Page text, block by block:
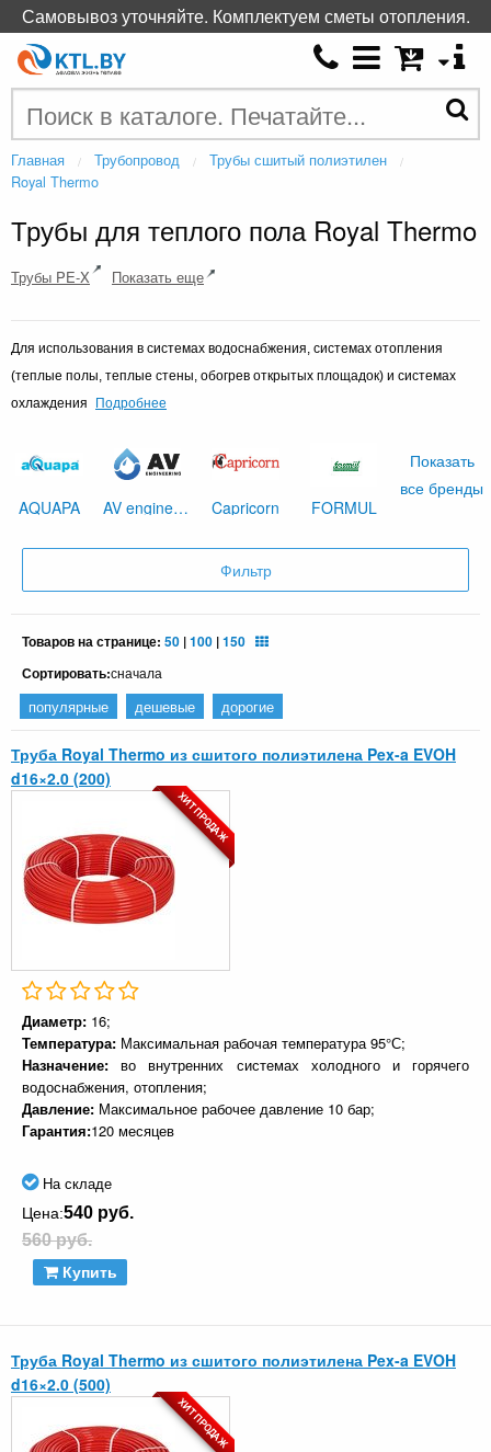
Главная Трубопровод
Трубы сшитый полиэтилен
Royal Thermo
Трубы для теплого пола Royal Thermo
Трубы PE-X Показать еще
Для использования в системах водоснабжения, системах отопления
(теплые полы, теплые стены, обогрев открытых площадок) и системах
охлаждения
Подробнее
AQUAPA AV engineering Capricorn FORMUL
Показать
все бренды
Фильтр
Товаров на странице: 50 |100 |150
Сортировать:сначала
популярные дешевые дорогие
Труба Royal Thermo из сшитого полиэтилена Pex-a EVOH
d16×2.0 (200)
ХИТ ПРОДАЖ
Диаметр: 16;
Температура: Максимальная рабочая температура 95°С;
Назначение:во внутренних системах холодного и горячего
водоснабжения, отопления;
Давление: Максимальное рабочее давление 10 бар;
Гарантия:120 месяцев
На складе
Цена:540 руб.
560 руб.
Купить
Труба Royal Thermo из сшитого полиэтилена Pex-a EVOH
d16×2.0 (500)
ХИТ ПРОДАЖ
Самовывоз уточняйте. Комплектуем сметы отопления.